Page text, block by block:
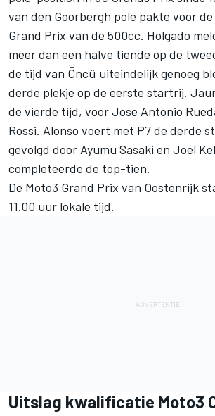
van den Goorbergh pole pakte voor
Grand Prix van de 500cc. Holgado
meer dan een halve tiende op de
de tijd van Öncü uiteindelijk genoeg
derde plekje op de eerste startrij.
de vierde tijd, voor Jose Antonio
Rossi. Alonso voert met P7 de derde
gevolgd door Ayumu Sasaki en Joel
completeerde de top-tien.
De Moto3 Grand Prix van Oostenrijk
11.00 uur lokale tijd.
Uitslag kwalificatie Moto3